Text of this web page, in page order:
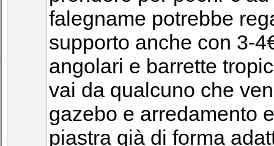
falegname potrebbe
supporto anche con 3-
angolari e barrette
vai da qualcuno che
gazebo e arredamento
piastra già di forma